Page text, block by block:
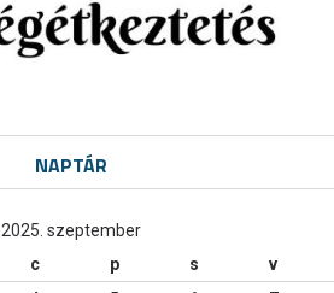
NAPTÁR
2025. szeptember
c p s
v